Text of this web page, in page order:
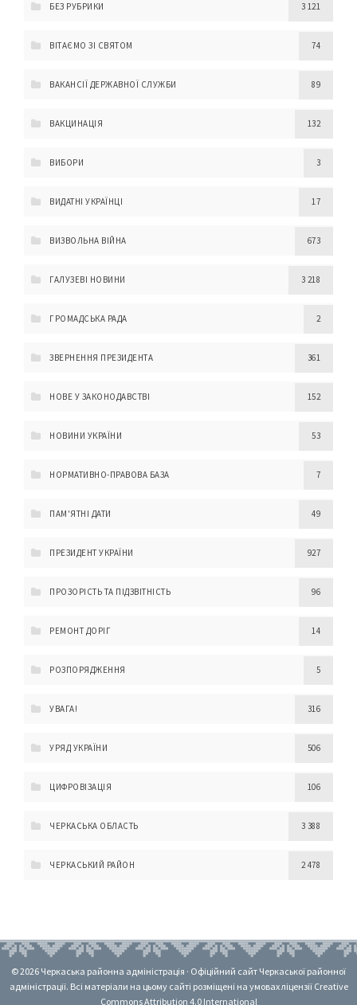
БЕЗ РУБРИКИ 3 121
ВІТАЄМО ЗІ СВЯТОМ 74
ВАКАНСІЇ ДЕРЖАВНОЇ СЛУЖБИ 89
ВАКЦИНАЦІЯ 132
ВИБОРИ 3
ВИДАТНІ УКРАЇНЦІ 17
ВИЗВОЛЬНА ВІЙНА 673
ГАЛУЗЕВІ НОВИНИ 3 218
ГРОМАДСЬКА РАДА 2
ЗВЕРНЕННЯ ПРЕЗИДЕНТА 361
НОВЕ У ЗАКОНОДАВСТВІ 152
НОВИНИ УКРАЇНИ 53
НОРМАТИВНО-ПРАВОВА БАЗА 7
ПАМ'ЯТНІ ДАТИ 49
ПРЕЗИДЕНТ УКРАЇНИ 927
ПРОЗОРІСТЬ ТА ПІДЗВІТНІСТЬ 96
РЕМОНТ ДОРІГ 14
РОЗПОРЯДЖЕННЯ 5
УВАГА! 316
УРЯД УКРАЇНИ 506
ЦИФРОВІЗАЦІЯ 106
ЧЕРКАСЬКА ОБЛАСТЬ 3 388
ЧЕРКАСЬКИЙ РАЙОН 2 478
© 2026 Черкаська районна адміністрація · Офіційний сайт Черкаської районної
адміністрації. Всі матеріали на цьому сайті розміщені на умовах ліцензії Creative
Commons Attribution 4.0 International